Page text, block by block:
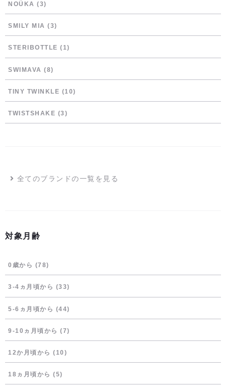
NOÜKA (3)
SMILY MIA (3)
STERIBOTTLE (1)
SWIMAVA (8)
TINY TWINKLE (10)
TWISTSHAKE (3)
全てのブランドの一覧を見る
対象月齢
0歳から (78)
3-4ヵ月頃から (33)
5-6ヵ月頃から (44)
9-10ヵ月頃から (7)
12か月頃から (10)
18ヵ月頃から (5)